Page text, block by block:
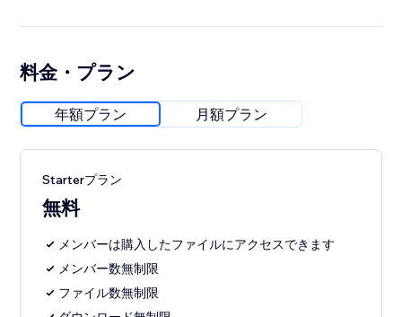
料金・プラン
年額プラン 月額プラン
Starterプラン
無料
メンバーは購入したファイルにアクセスできます
メンバー数無制限
ファイル数無制限